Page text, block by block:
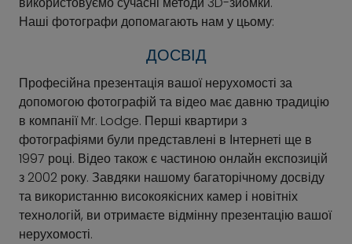
Наші фотографи допомагають нам у цьому:
ДОСВІД
Професійна презентація вашої нерухомості за
допомогою фотографій та відео має давню традицію
в компанії Mr. Lodge. Перші квартири з
фотографіями були представлені в Інтернеті ще в
1997 році. Відео також є частиною онлайн експозицій
з 2002 року. Завдяки нашому багаторічному досвіду
та використанню високоякісних камер і новітніх
технологій, ви отримаєте відмінну презентацію вашої
нерухомості.